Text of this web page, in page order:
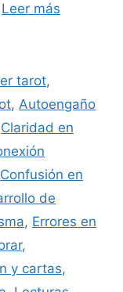
Leer más
tarot,
, Autoengaño
Claridad en
Confusión en
de
, Errores en
,
y cartas,